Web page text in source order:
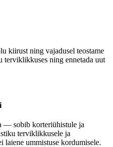
kiirust ning vajadusel teostame
terviklikkuses ning ennetada uut
— sobib korteriühistule ja
terviklikkusele ja
laiene ummistuse kordumisele.